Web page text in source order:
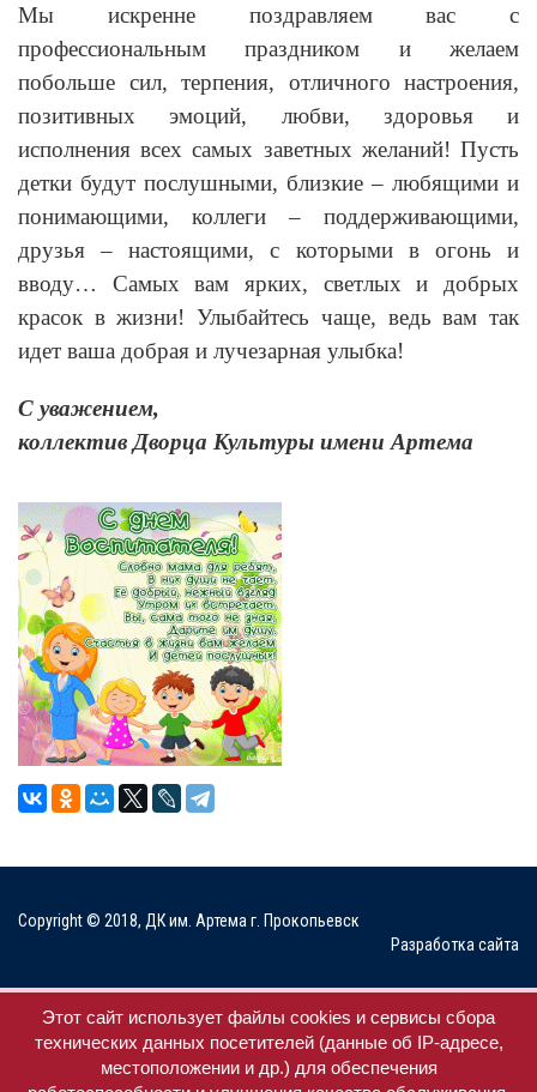
Мы искренне поздравляем вас с
профессиональным праздником и желаем
побольше сил, терпения, отличного настроения,
позитивных эмоций, любви, здоровья и
исполнения всех самых заветных желаний! Пусть
детки будут послушными, близкие – любящими и
понимающими, коллеги – поддерживающими,
друзья – настоящими, с которыми в огонь и
вводу… Самых вам ярких, светлых и добрых
красок в жизни! Улыбайтесь чаще, ведь вам так
идет ваша добрая и лучезарная улыбка!
С уважением,
коллектив Дворца Культуры имени Артема
Copyright © 2018, ДК им. Артема г. Прокопьевск
Разработка сайта
Мы в соц. сетях
Этот сайт использует файлы cookies и сервисы сбора
технических данных посетителей (данные об IP-адресе,
местоположении и др.) для обеспечения